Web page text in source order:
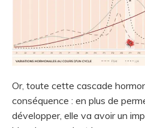
Or, toute cette cascade
conséquence : en plus de
développer, elle va avoir un